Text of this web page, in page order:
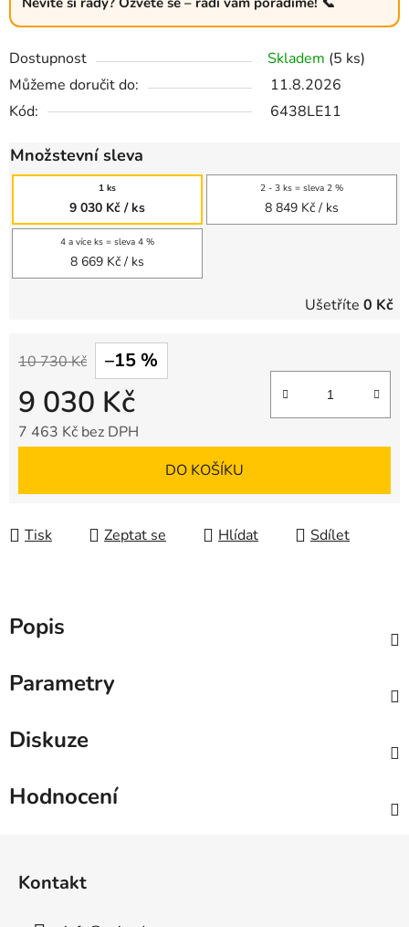
Dostupnost Skladem (5 ks)
Můžeme doručit do:
11.8.2026
Kód:
6438LE11
Množstevní sleva
1 ks
9 030 Kč / ks
2 - 3 ks = sleva 2 %
8 849 Kč / ks
4 a více ks = sleva 4 %
8 669 Kč / ks
Ušetříte 0 Kč
10 730 Kč –15 %
9 030 Kč
7 463 Kč bez DPH
DO KOŠÍKU
Tisk Zeptat se Hlídat Sdílet
Popis
Parametry
Diskuze
Hodnocení
Kontakt